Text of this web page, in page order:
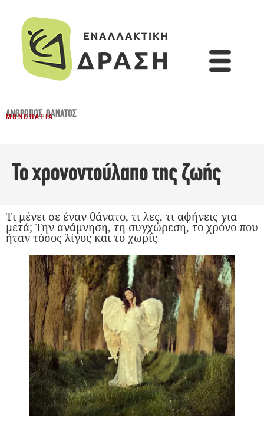
ΆΝΘΡΩΠΟΣ,ΘΆΝΑΤΟΣ
ΜΟΝΟΠΆΤΙΑ
Το χρονοντούλαπο της ζωής
Τι μένει σε έναν θάνατο, τι λες, τι αφήνεις για
μετά; Την ανάμνηση, τη συγχώρεση, το χρόνο που
ήταν τόσος λίγος και το χωρίς